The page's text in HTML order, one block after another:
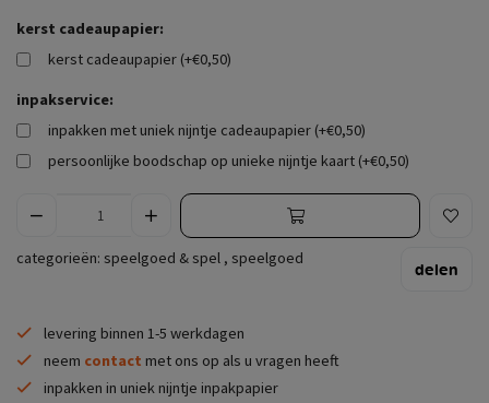
kerst cadeaupapier:
kerst cadeaupapier (+€0,50)
inpakservice:
inpakken met uniek nijntje cadeaupapier (+€0,50)
persoonlijke boodschap op unieke nijntje kaart (+€0,50)
categorieën: speelgoed & spel , speelgoed
delen
levering binnen 1-5 werkdagen
neem contact met ons op als u vragen heeft
inpakken in uniek nijntje inpakpapier